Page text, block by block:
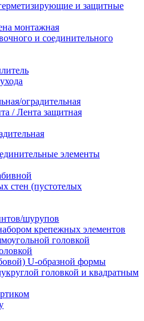
и защитные
монтажная
и соединительного
оградительная
/ Лента защитная
элементы
стен (пустотелых
шурупов
крепежных элементов
головкой
U-образной формы
головкой и квадратным